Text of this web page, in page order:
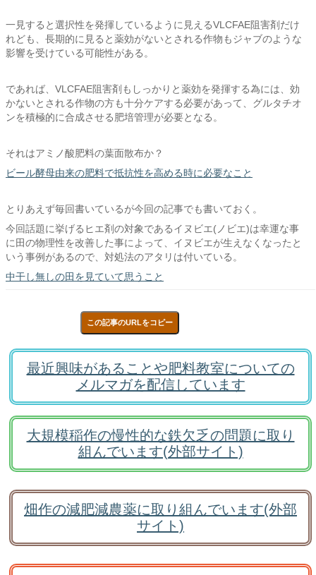
一見すると選択性を発揮しているように見えるVLCFAE阻害剤だけ
れども、長期的に見ると薬効がないとされる作物もジャブのような
影響を受けている可能性がある。
であれば、VLCFAE阻害剤もしっかりと薬効を発揮する為には、効
かないとされる作物の方も十分ケアする必要があって、グルタチオ
ンを積極的に合成させる肥培管理が必要となる。
それはアミノ酸肥料の葉面散布か？
ビール酵母由来の肥料で抵抗性を高める時に必要なこと
とりあえず毎回書いているが今回の記事でも書いておく。
今回話題に挙げるヒエ剤の対象であるイヌビエ(ノビエ)は幸運な事
に田の物理性を改善した事によって、イヌビエが生えなくなったと
いう事例があるので、対処法のアタリは付いている。
中干し無しの田を見ていて思うこと
この記事のURLをコピー
最近興味があることや肥料教室についての
メルマガを配信しています
大規模稲作の慢性的な鉄欠乏の問題に取り
組んでいます(外部サイト)
畑作の減肥減農薬に取り組んでいます(外部
サイト)